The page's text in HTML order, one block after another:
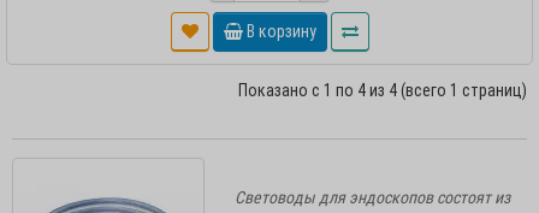
В корзину
Показано с 1 по 4 из 4 (всего 1 страниц)
Световоды для эндоскоповсостоят из